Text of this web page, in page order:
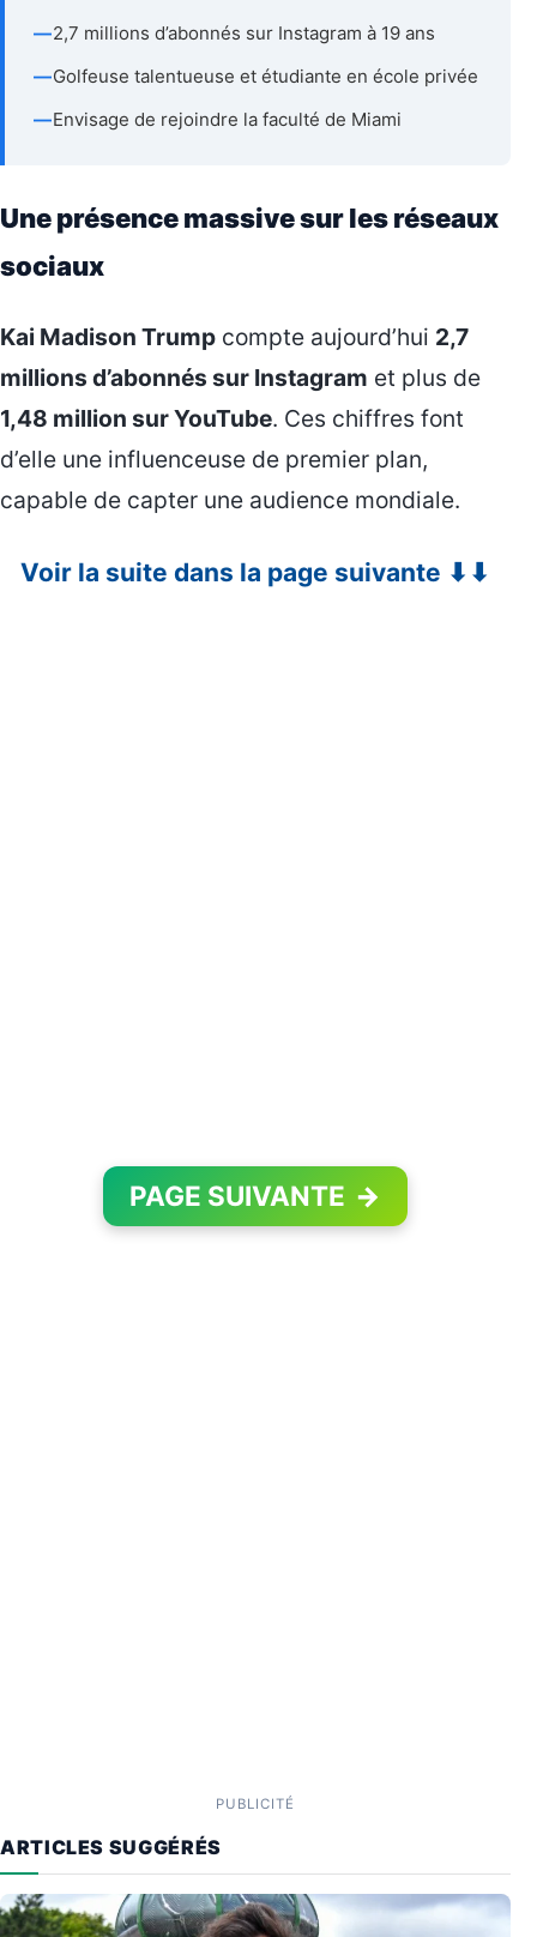
—2,7 millions d’abonnés sur Instagram à 19 ans
—Golfeuse talentueuse et étudiante en école privée
—Envisage de rejoindre la faculté de Miami
Une présence massive sur les réseaux
sociaux
Kai Madison Trump compte aujourd’hui 2,7
millions d’abonnés sur Instagram et plus de
1,48 million sur YouTube. Ces chiffres font
d’elle une influenceuse de premier plan,
capable de capter une audience mondiale.
Voir la suite dans la page suivante ⬇⬇
PAGE SUIVANTE →
PUBLICITÉ
ARTICLES SUGGÉRÉS